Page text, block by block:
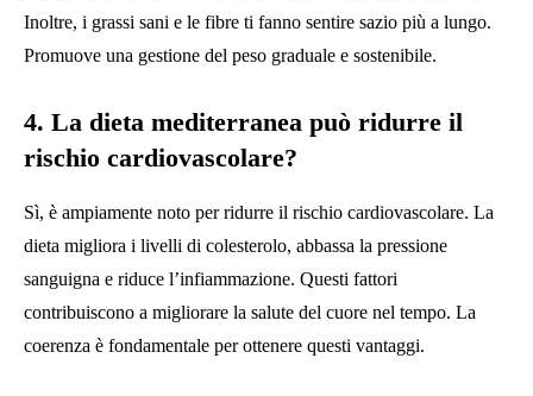
Inoltre, i grassi sani e le fibre ti fanno sentire sazio più a lungo.
Promuove una gestione del peso graduale e sostenibile.
4. La dieta mediterranea può ridurre il
rischio cardiovascolare?
Sì, è ampiamente noto per ridurre il rischio cardiovascolare. La
dieta migliora i livelli di colesterolo, abbassa la pressione
sanguigna e riduce l’infiammazione. Questi fattori
contribuiscono a migliorare la salute del cuore nel tempo. La
coerenza è fondamentale per ottenere questi vantaggi.